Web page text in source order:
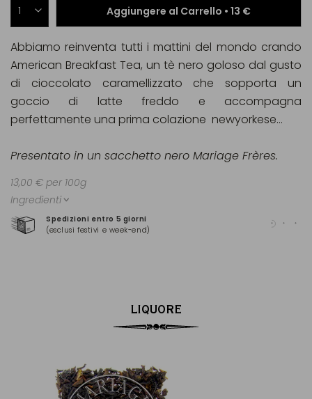
Aggiungere al Carrello • 13 €
Spedizioni entro 5 giorni
(esclusi festivi e week-end)
Abbiamo reinventa tutti i mattini del mondo crando
American Breakfast Tea, un tè nero goloso dal gusto
di cioccolato caramellizzato che sopporta un
goccio di latte freddo e accompagna
perfettamente una prima colazione newyorkese...
Presentato in un sacchetto nero Mariage Frères.
13,00 € per 100g
Ingredienti
LIQUORE